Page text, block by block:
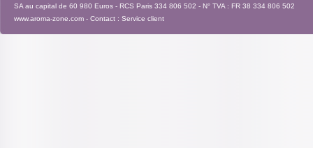
SA au capital de 60 980 Euros - RCS Paris 334 806 502 - N° TVA : FR 38 334 806 502
www.aroma-zone.com - Contact : Service client